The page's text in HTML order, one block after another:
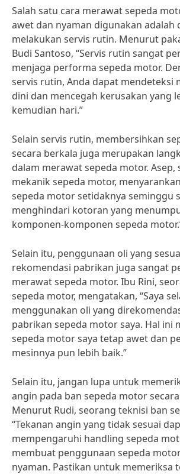
Salah satu cara merawat sepeda
awet dan nyaman digunakan adalah
melakukan servis rutin. Menurut
Budi Santoso, “Servis rutin sangat
menjaga performa sepeda motor.
servis rutin, Anda dapat mendeteksi
dini dan mencegah kerusakan yang
kemudian hari.”
Selain servis rutin, membersihkan
secara berkala juga merupakan
dalam merawat sepeda motor. Asep,
mekanik sepeda motor,
sepeda motor setidaknya seminggu
menghindari kotoran yang
komponen-komponen sepeda
Selain itu, penggunaan oli yang
rekomendasi pabrikan juga sangat
merawat sepeda motor. Ibu Rini,
sepeda motor, mengatakan, “Saya
menggunakan oli yang
pabrikan sepeda motor saya. Hal ini
sepeda motor saya tetap awet dan
mesinnya pun lebih baik.”
Selain itu, jangan lupa untuk
angin pada ban sepeda motor
Menurut Rudi, seorang teknisi ban
“Tekanan angin yang tidak sesuai
mempengaruhi handling sepeda
membuat penggunaan sepeda
nyaman. Pastikan untuk memeriksa